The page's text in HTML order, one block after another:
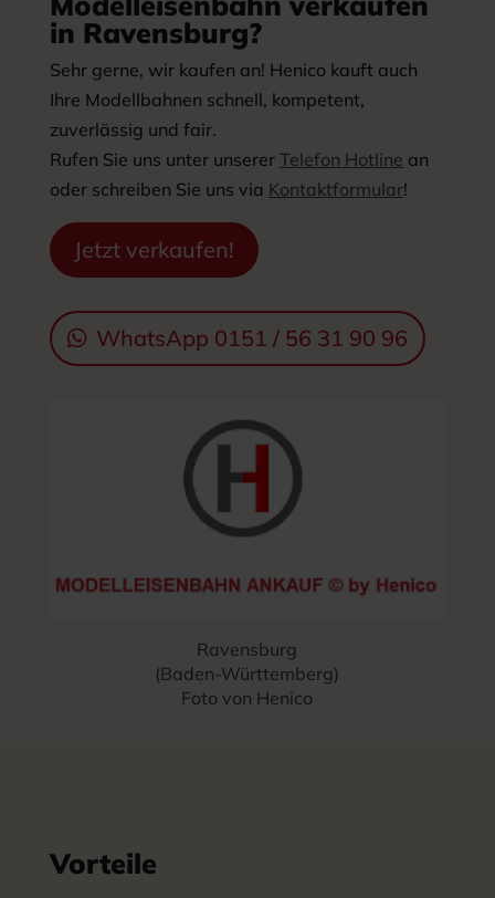
in Ravensburg?
Sehr gerne, wir kaufen an! Henico kauft auch
Ihre Modellbahnen schnell, kompetent,
zuverlässig und fair.
Rufen Sie uns unter unserer Telefon Hotline an
oder schreiben Sie uns via Kontaktformular!
Jetzt verkaufen!
WhatsApp 0151 / 56 31 90 96
Ravensburg
(Baden-Württemberg)
Foto von Henico
Vorteile